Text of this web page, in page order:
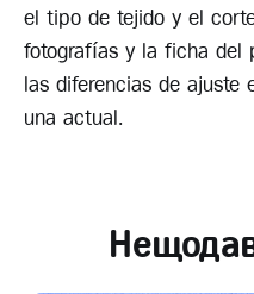
el tipo de tejido y el
fotografías y la ficha del
las diferencias de ajuste
una actual.